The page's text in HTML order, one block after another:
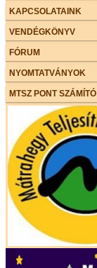
KAPCSOLATAINK
VENDÉGKÖNYV
FÓRUM
NYOMTATVÁNYOK
MTSZ PONT SZÁMÍTÓ